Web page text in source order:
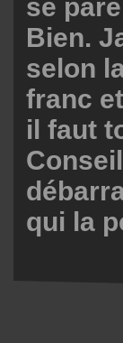
se
Bien.
selon
franc
il faut
qui la